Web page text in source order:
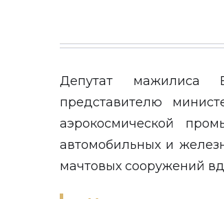
Депутат мажилиса
представителю
аэрокосмической
автомобильных и
мачтовых сооружений